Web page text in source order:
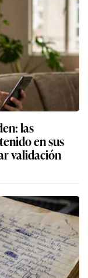
las
en sus
validación